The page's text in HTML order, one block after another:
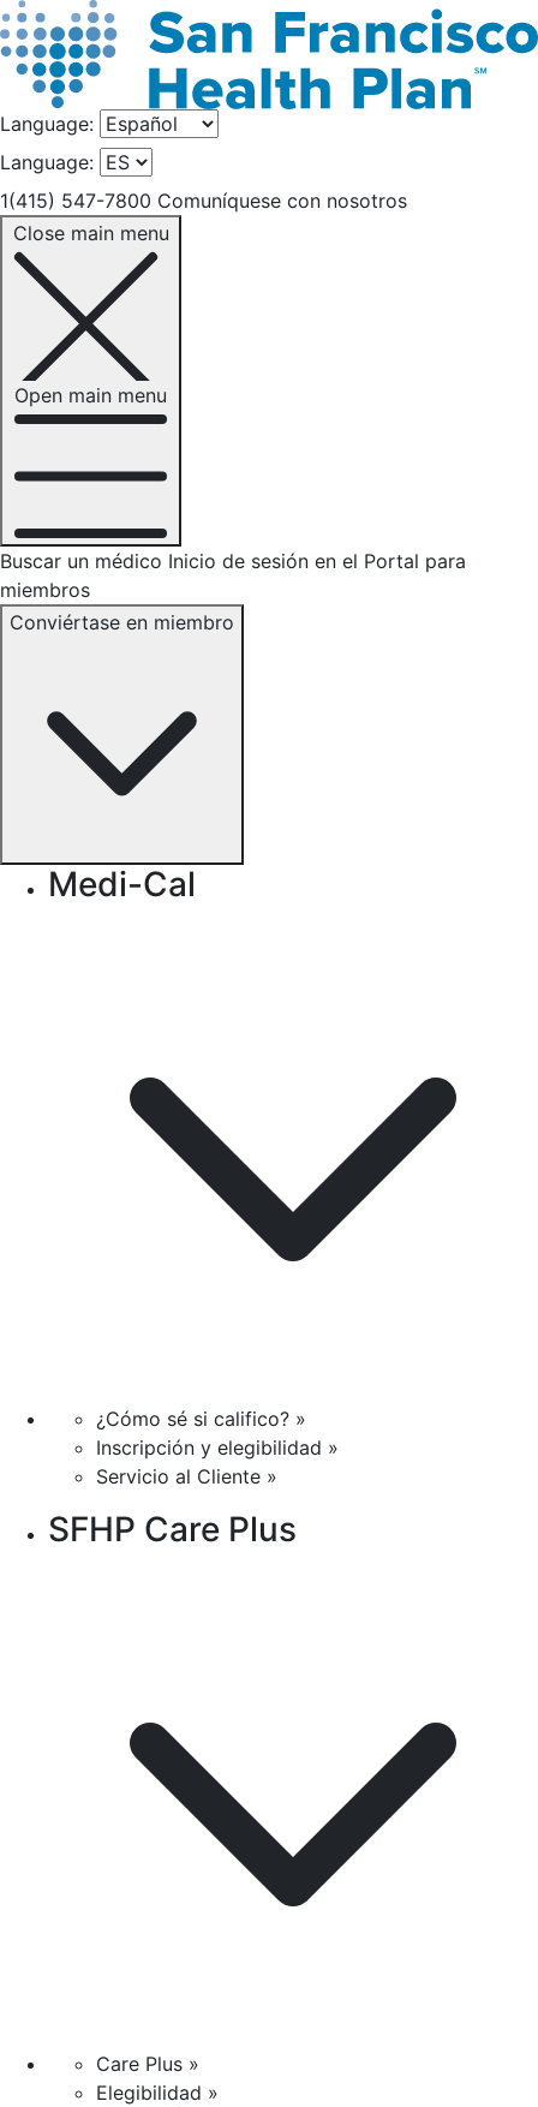
Language:
Language:
1(415) 547-7800 Comuníquese con nosotros
Close main menu
Open main menu
Buscar un médico Inicio de sesión en el Portal para
miembros
Conviértase en miembro
Medi-Cal
¿Cómo sé si califico? »
Inscripción y elegibilidad »
Servicio al Cliente »
SFHP Care Plus
Care Plus »
Elegibilidad »